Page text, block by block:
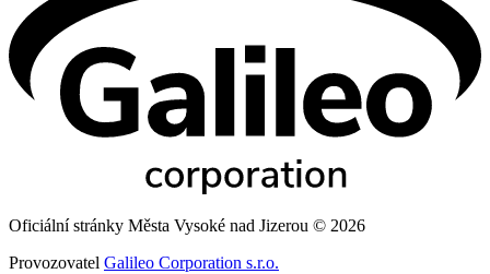
Oficiální stránky Města Vysoké nad Jizerou © 2026
Provozovatel Galileo Corporation s.r.o.